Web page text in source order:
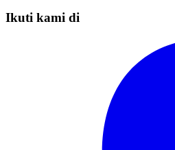
Ikuti kami di